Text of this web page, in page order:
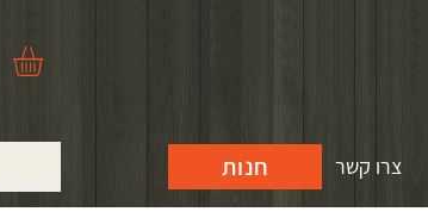
חנות צרו קשר